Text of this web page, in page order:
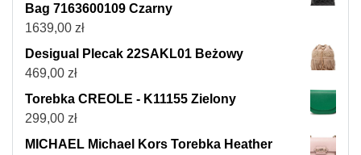
Bag 7163600109 Czarny
1639,00 zł
Desigual Plecak 22SAKL01 Beżowy
469,00 zł
Torebka CREOLE - K11155 Zielony
299,00 zł
MICHAEL Michael Kors Torebka Heather